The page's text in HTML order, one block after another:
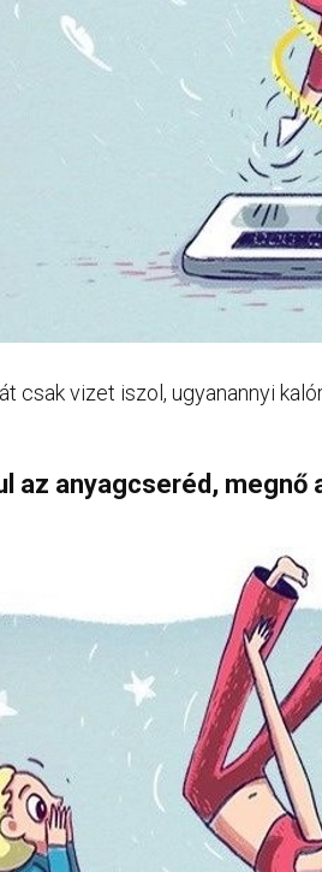
csak vizet iszol, ugyanannyi
az anyagcseréd, megnő